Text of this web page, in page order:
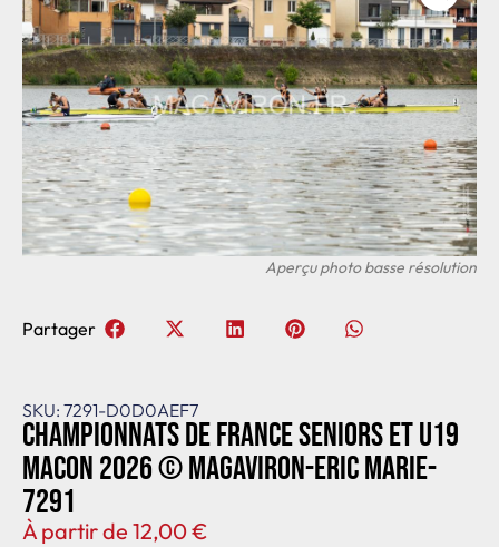
SKU: 7291-D0D0AEF7
Championnats de France seniors et U19
Macon 2026 © Magaviron-Eric Marie-
7291
À partir de 12,00€
Partager